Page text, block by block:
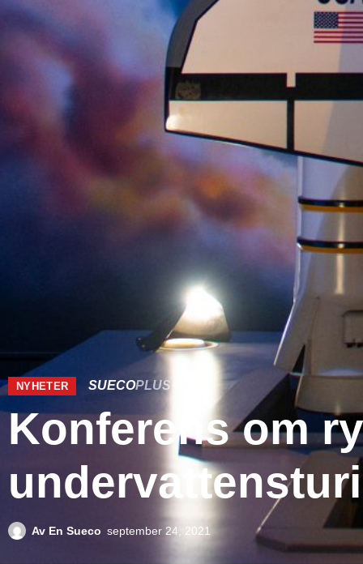
NYHETER SUECOPLUS+
Konferens om
Av En Sueco september 24, 2021